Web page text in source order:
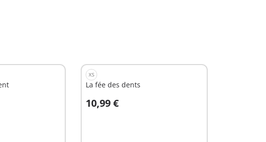
XS
La fée des dents
10,99 €
Au panier